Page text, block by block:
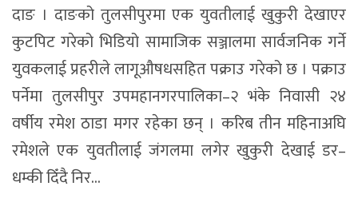
दाङ । दाङको तुलसीपुरमा एक युवतीलाई खुकुरी देखाएर
कुटपिट गरेको भिडियो सामाजिक सञ्जालमा सार्वजनिक गर्ने
युवकलाई प्रहरीले लागूऔषधसहित पक्राउ गरेको छ । पक्राउ
पर्नेमा तुलसीपुर उपमहानगरपालिका–२ भंके निवासी २४
वर्षीय रमेश ठाडा मगर रहेका छन् । करिब तीन महिनाअघि
रमेशले एक युवतीलाई जंगलमा लगेर खुकुरी देखाई डर–
धम्की दिँदै निर...